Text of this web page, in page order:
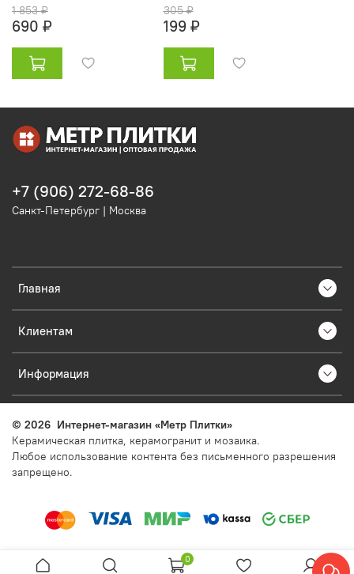
1 853 ₽
690 ₽
305 ₽
199 ₽
Главная
Клиентам
Информация
+7 (906) 272-68-86
Санкт-Петербург | Москва
© 2026 Интернет-магазин «Метр Плитки»
Керамическая плитка, керамогранит и мозаика.
Любое использование контента без письменного разрешения
запрещено.
0